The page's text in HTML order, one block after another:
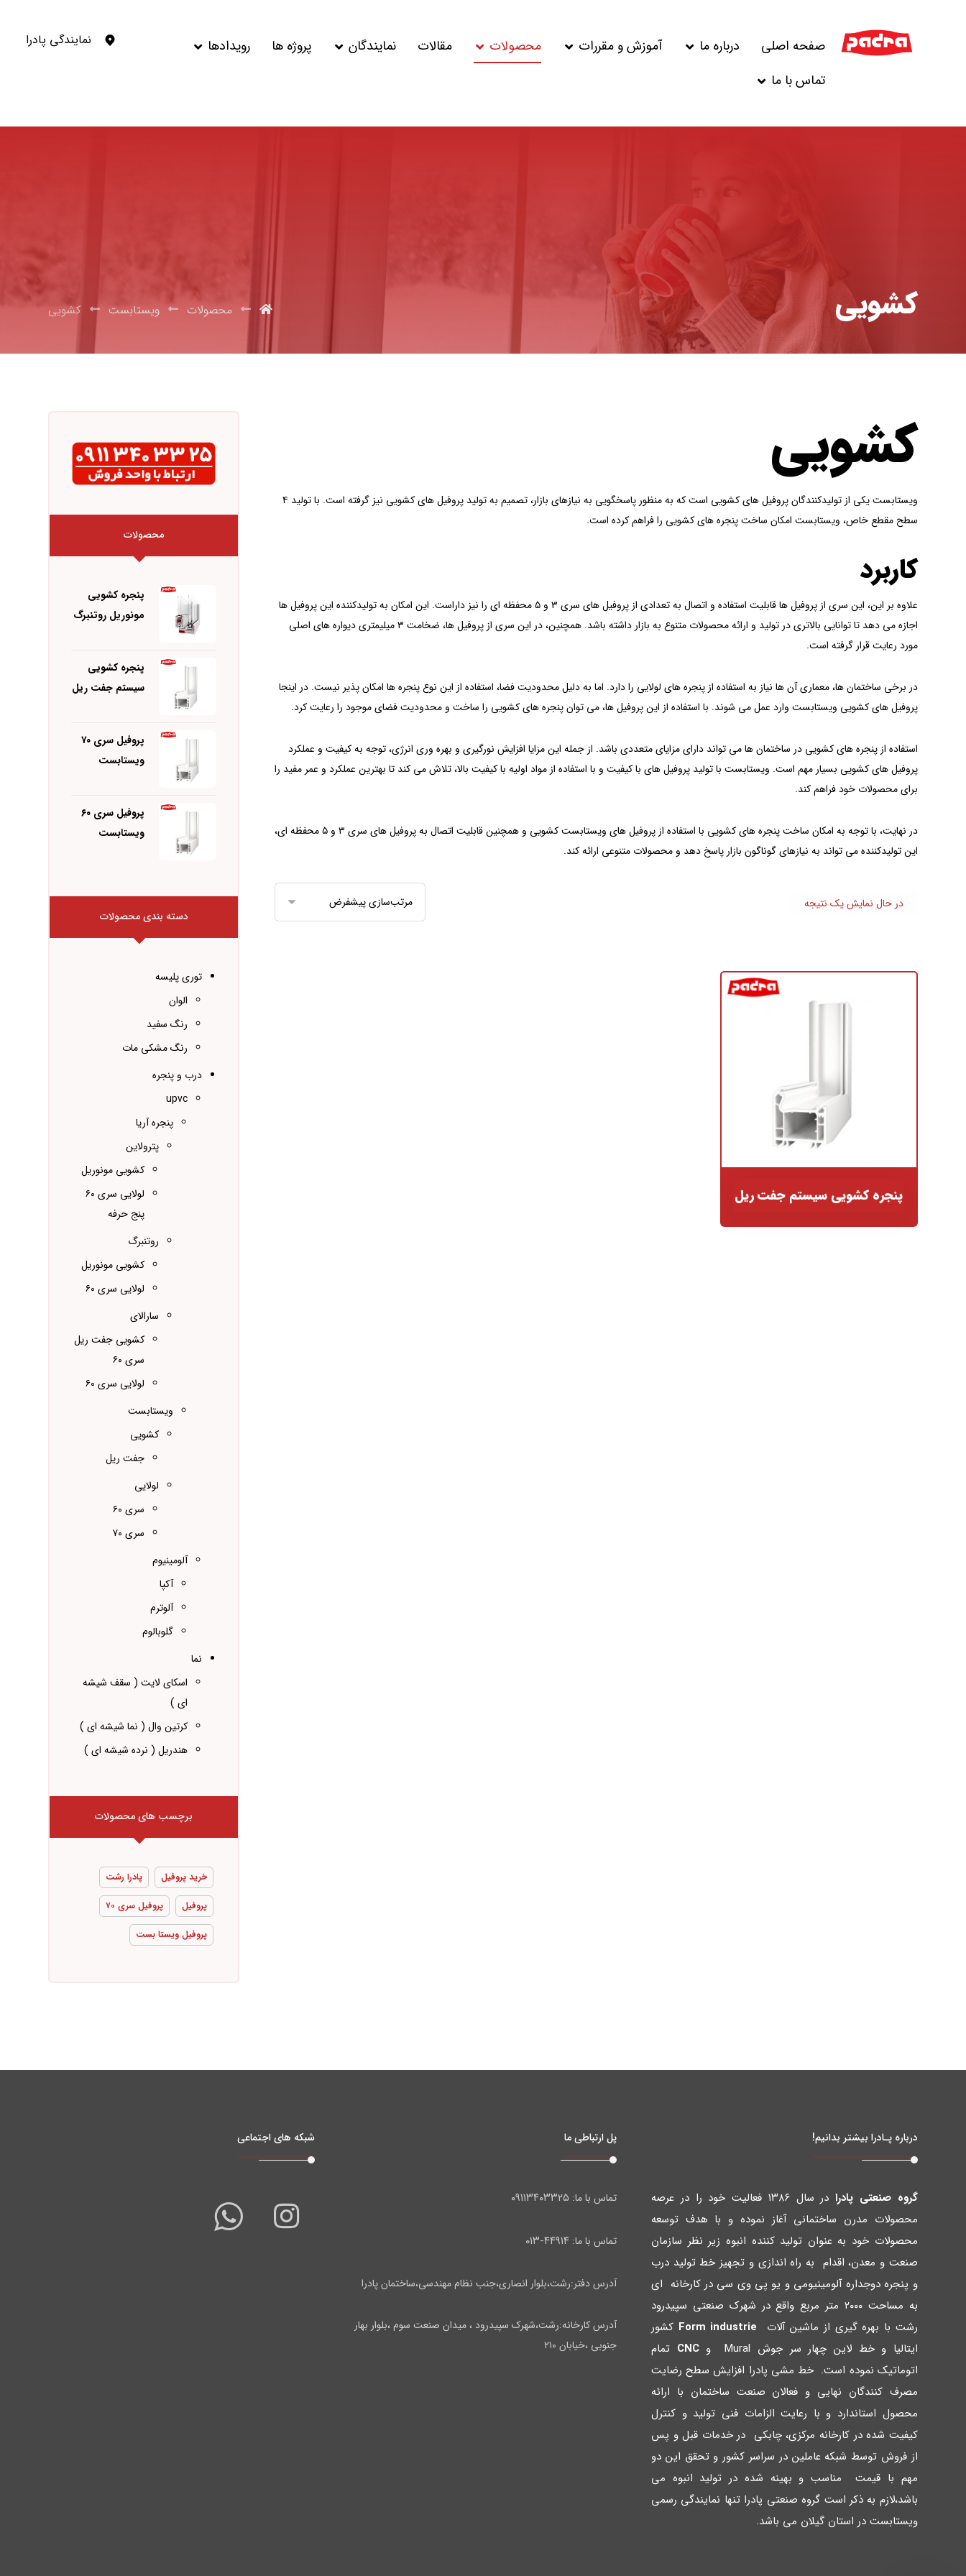
صفحه اصلی درباره ما آموزش و مقررات محصولات مقالات نمایندگان پروژه ها
رویدادها
تماس با ما
نمایندگی پادرا
کشویی محصولات ویستابست کشویی
کشویی
ویستابست یکی از تولیدکنندگان پروفیل های کشویی است که به منظور پاسخگویی به نیازهای بازار، تصمیم به تولید پروفیل های کشویی نیز گرفته است. با تولید ۴
سطح مقطع خاص، ویستابست امکان ساخت پنجره های کشویی را فراهم کرده است.
کاربرد
علاوه بر این، این سری از پروفیل ها قابلیت استفاده و اتصال به تعدادی از پروفیل های سری ۳ و ۵ محفظه ای را نیز داراست. این امکان به تولیدکننده این پروفیل ها
اجازه می دهد تا توانایی بالاتری در تولید و ارائه محصولات متنوع به بازار داشته باشد. همچنین، در این سری از پروفیل ها، ضخامت ۳ میلیمتری دیواره های اصلی
مورد رعایت قرار گرفته‌ است.
در برخی ساختمان ها، معماری آن ها نیاز به استفاده از پنجره های لولایی را دارد. اما به دلیل محدودیت فضا، استفاده از این نوع پنجره ها امکان پذیر نیست. در اینجا
پروفیل های کشویی ویستابست وارد عمل می شوند. با استفاده از این پروفیل ها، می توان پنجره های کشویی را ساخت و محدودیت فضای موجود را رعایت کرد.
استفاده از پنجره های کشویی در ساختمان ها می تواند دارای مزایای متعددی باشد. از جمله این مزایا افزایش نورگیری و بهره وری انرژی، توجه به کیفیت و عملکرد
پروفیل های کشویی بسیار مهم است. ویستابست با تولید پروفیل های با کیفیت و با استفاده از مواد اولیه با کیفیت بالا، تلاش می کند تا بهترین عملکرد و عمر مفید را
برای محصولات خود فراهم کند.
در نهایت، با توجه به امکان ساخت پنجره های کشویی‌ با استفاده از پروفیل های ویستابست کشویی و همچنین قابلیت اتصال به پروفیل های سری ۳ و ۵ محفظه ای،
این تولیدکننده می تواند به نیازهای گوناگون بازار پاسخ دهد و محصولات متنوعی ارائه کند.
در حال نمایش یک نتیجه
پنجره کشویی سیستم جفت ریل
محصولات
پنجره کشویی
مونوریل روتنبرگ
پنجره کشویی
سیستم جفت ریل
پروفیل سری ۷۰
ویستابست
پروفیل سری ۶۰
ویستابست
دسته بندی محصولات
توری پلیسه
الوان
رنگ سفید
رنگ مشکی مات
درب و پنجره
upvc
پنجره آریا
پترولاین
کشویی مونوریل
لولایی سری ۶۰
پنج حرفه
روتنبرگ
کشویی مونوریل
لولایی سری ۶۰
سارالای
کشویی جفت ریل
سری ۶۰
لولایی سری ۶۰
ویستابست
کشویی
جفت ریل
لولایی
سری ۶۰
سری ۷۰
آلومینیوم
آکپا
آلوترم
گلوبالوم
نما
اسکای لایت ( سقف شیشه
ای )
کرتین وال ( نما شیشه ای )
هندریل ( نرده شیشه ای )
برچسب های محصولات
خرید پروفیل پادرا رشت
پروفیل پروفیل سری ۷۰
پروفیل ویستا بست
درباره پـادرا بیشتر بدانیم!
گروه صنعتی پادرا
در سال ۱۳۸۶ فعالیت خود را در عرصه
محصولات مدرن ساختمانی آغاز نموده و با هدف توسعه
محصولات خود به عنوان تولید کننده انبوه زیر نظر سازمان
صنعت و معدن، اقدام به راه اندازي و تجهیز خط تولید درب
و پنجره دوجداره آلومینیومی و یو پی وي سی در کارخانه اي
به مساحت ۲۰۰۰ متر مربع واقع در شهرك صنعتی سپیدرود
رشت با بهره گیري از ماشین آلات Form industrie کشور
ایتالیا و خط لاین چهار سر جوش Mural و
CNC تمام
اتوماتیک نموده است. خط مشی پادرا افزایش سطح رضایت
مصرف کنندگان نهایی و فعالان صنعت ساختمان با ارائه
محصول استاندارد و با رعایت الزامات فنی تولید و کنترل
کیفیت شده در کارخانه مرکزي، چابکی در خدمات قبل و پس
از فروش توسط شبکه عاملین در سراسر کشور و تحقق این دو
مهم با قیمت مناسب و بهینه شده در تولید انبوه می
باشد،لازم به ذکر است گروه صنعتی پادرا تنها نمایندگی رسمی
ویستابست در استان گیلان می باشد.
پل ارتباطی ما
تماس با ما:۰۹۱۱۳۴۰۳۳۲۵
تماس با ما: ۴۴۹۱۴-۰۱۳
آدرس دفتر:رشت،بلوار انصاری،جنب نظام مهندسی،ساختمان پادرا
آدرس کارخانه:رشت،شهرک سپیدرود ، میدان صنعت سوم ،بلوار بهار
جنوبی ،خیابان ۲۱۰
شبکه های اجتماعی